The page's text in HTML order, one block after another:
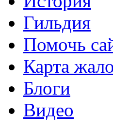
Гильдия
Помочь
Карта
Блоги
Видео